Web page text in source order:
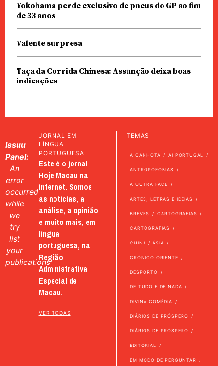
Yokohama perde exclusivo de pneus do GP ao fim
de 33 anos
Valente surpresa
Taça da Corrida Chinesa: Assunção deixa boas
indicações
Issuu
Panel:
An
error
occurred
while
we
try
list
your
publications
JORNAL EM
LÍNGUA
PORTUGUESA
Este é o jornal
Hoje Macau na
internet. Somos
as notícias, a
análise, a opinião
e muito mais, em
língua
portuguesa, na
Região
Administrativa
Especial de
Macau.
VER TODAS
TEMAS
A CANHOTA AI PORTUGAL
ANTROPOFOBIAS
A OUTRA FACE
ARTES, LETRAS E IDEIAS
BREVES CARTOGRAFIAS
CARTOGRAFIAS
CHINA / ÁSIA
CRÓNICO ORIENTE
DESPORTO
DE TUDO E DE NADA
DIVINA COMÉDIA
DIÁRIOS DE PRÓSPERO
DIÁRIOS DE PRÓSPERO
EDITORIAL
EM MODO DE PERGUNTAR